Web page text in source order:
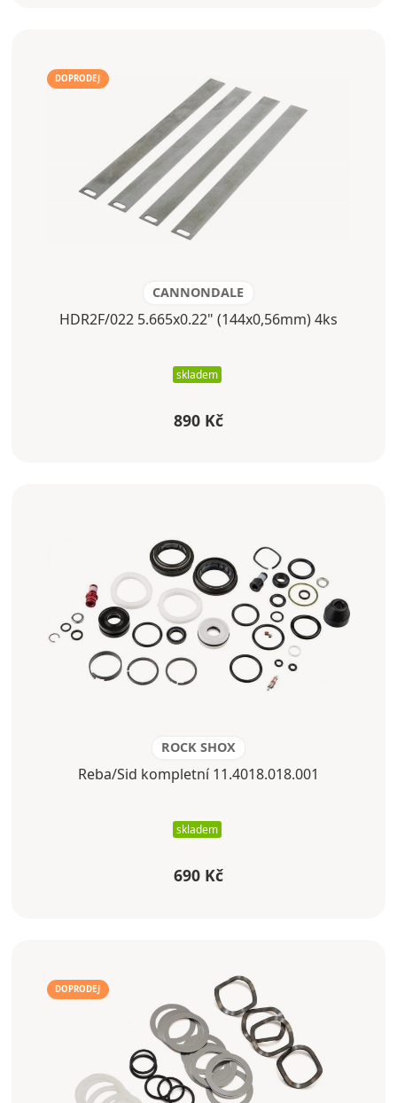
DOPRODEJ
CANNONDALE
HDR2F/022 5.665x0.22" (144x0,56mm) 4ks
skladem
890 Kč
ROCK SHOX
Reba/Sid kompletní 11.4018.018.001
skladem
690 Kč
DOPRODEJ